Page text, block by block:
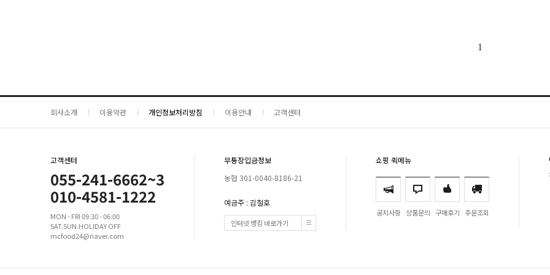
1
회사소개 이용약관 개인정보처리방침 이용안내 고객센터
고객센터
055-241-6662~3
010-4581-1222
MON - FRI 09:30 - 06:00
SAT.SUN.HOLIDAY OFF
mcfood24@naver.com
무통장입금정보
농협 301-0040-8186-21
예금주 : 김철호
인터넷 뱅킹 바로가기
쇼핑 퀵메뉴
공지사항 상품문의 구매후기 주문조회